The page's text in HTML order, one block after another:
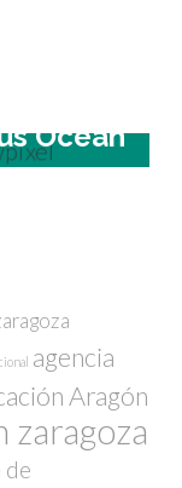
Ocean
agencia
Aragón
zaragoza
de